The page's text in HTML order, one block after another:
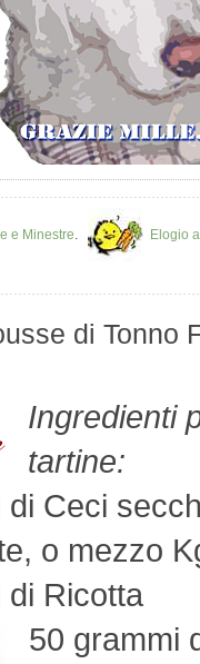
e Minestre. Elogio
di Tonno
Ingredienti
tartine:
di Ceci
o mezzo
di Ricotta
50 grammi